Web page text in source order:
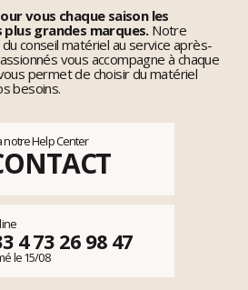
s'équiper en escalade ?
vous chaque saison les
grandes marques.Notre
conseil matériel au service après-
vous accompagne à chaque
permet de choisir du matériel
besoins.
notre Help Center
4 73 26 98 47
le 15/08